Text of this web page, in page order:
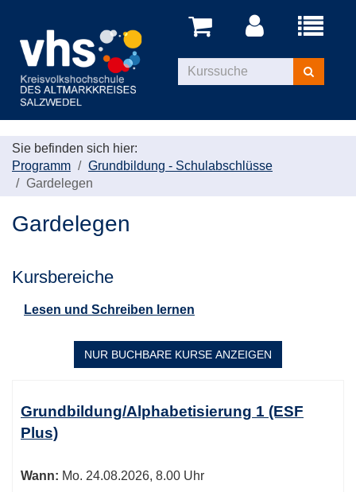
Menü
Kurse
suchen
Sie befinden sich hier:
Programm
Grundbildung - Schulabschlüsse
Gardelegen
Gardelegen
Kursbereiche
Lesen und Schreiben lernen
NUR BUCHBARE KURSE ANZEIGEN
Tabellenüberschriften
können
sortiert
Grundbildung/Alphabetisierung 1 (ESF
Plus)
Wann: Mo. 24.08.2026, 8.00 Uhr